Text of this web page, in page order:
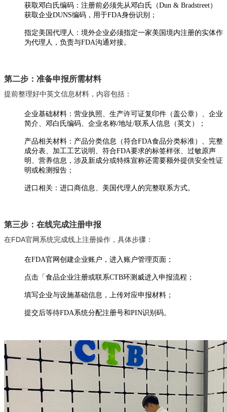
获取邓白氏编码：注册前必须先从邓白氏（Dun & Bradstreet）
获取企业DUNS编码，用于FDA身份识别；
指定美国代理人：境外企业必须指定一家美国境内注册的实体作
为代理人，负责与FDA沟通对接。
第二步：准备申报所需材料
提前整理好中英文信息材料，内容包括：
企业基础材料：营业执照、生产许可证复印件（盖公章）、企业
简介、邓白氏编码、企业名称/地址/联系人信息（英文）；
产品相关材料：产品分类信息（符合FDA食品分类标准）、完整
成分表、加工工艺说明、符合FDA要求的标签样张、过敏原声
明、营养信息，涉及新成分或特殊宣称还需要额外提供安全性证
明或检测报告；
进口相关：进口商信息、美国代理人的完整联系方式。
第三步：在线完成注册申报
在FDA官网系统完成线上注册操作，具体步骤：
在FDA官网创建企业账户，进入账户管理页面；
点击「食品企业注册或联系CTB环测威进入申报流程；
填写企业与设施基础信息，上传对应申报材料；
提交后等待FDA系统分配注册号和PIN识别码。